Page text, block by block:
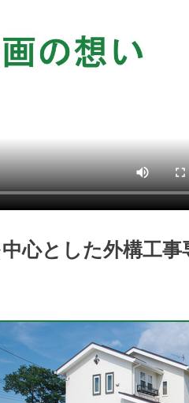
心とした外構工事